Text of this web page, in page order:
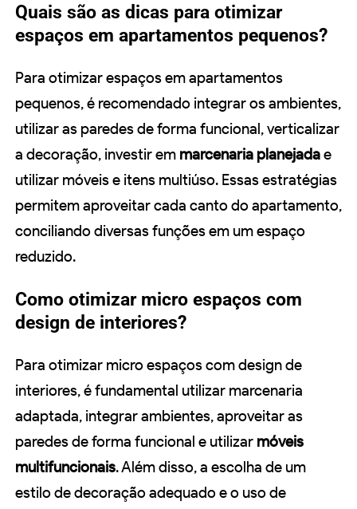
Quais são as dicas para otimizar
espaços em apartamentos pequenos?
Para otimizar espaços em apartamentos
pequenos, é recomendado integrar os ambientes,
utilizar as paredes de forma funcional, verticalizar
a decoração, investir em marcenaria planejadae
utilizar móveis e itens multiúso. Essas estratégias
permitem aproveitar cada canto do apartamento,
conciliando diversas funções em um espaço
reduzido.
Como otimizar micro espaços com
design de interiores?
Para otimizar micro espaços com design de
interiores, é fundamental utilizar marcenaria
adaptada, integrar ambientes, aproveitar as
paredes de forma funcional e utilizar móveis
multifuncionais. Além disso, a escolha de um
estilo de decoração adequado e o uso de